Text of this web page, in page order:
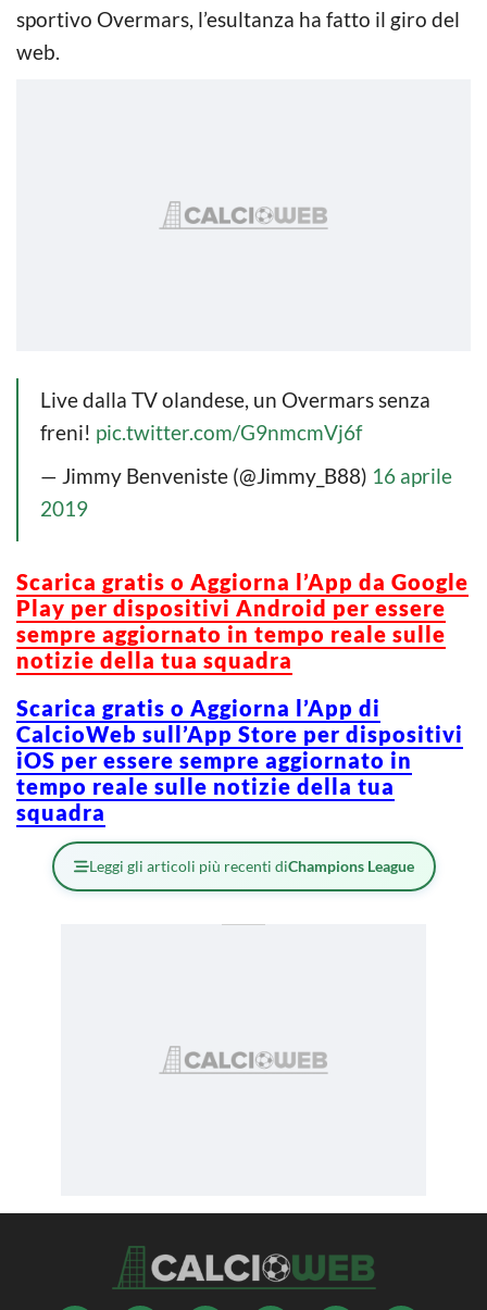
sportivo Overmars, l’esultanza ha fatto il giro del
web.
Live dalla TV olandese, un Overmars senza
freni! pic.twitter.com/G9nmcmVj6f
— Jimmy Benveniste (@Jimmy_B88) 16 aprile
2019
Scarica gratis o Aggiorna l’App da Google
Play per dispositivi Android per essere
sempre aggiornato in tempo reale sulle
notizie della tua squadra
Scarica gratis o Aggiorna l’App di
CalcioWeb sull’App Store per dispositivi
iOS per essere sempre aggiornato in
tempo reale sulle notizie della tua
squadra
Leggi gli articoli più recenti diChampions League